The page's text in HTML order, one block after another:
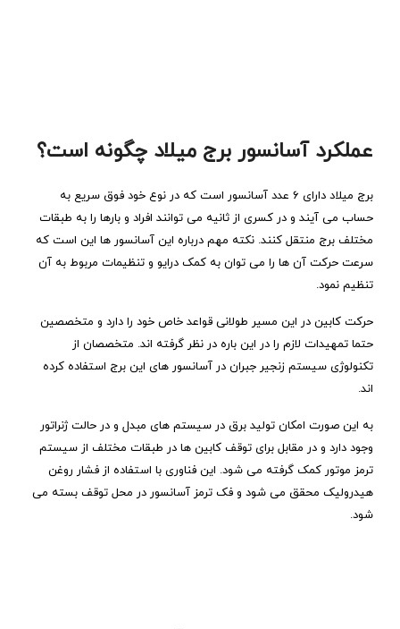
عملکرد آسانسور برج میلاد چگونه است؟
برج میلاد دارای ۶ عدد آسانسور است که در نوع خود فوق سریع به
حساب می آیند و در کسری از ثانیه می توانند افراد و بارها را به طبقات
مختلف برج منتقل کنند. نکته مهم درباره این آسانسور ها این است که
سرعت حرکت آن ها را می توان به کمک درایو و تنظیمات مربوط به آن
تنظیم نمود.
حرکت کابین در این مسیر طولانی قواعد خاص خود را دارد و متخصصین
حتما تمهیدات لازم را در این باره در نظر گرفته اند. متخصصان از
تکنولوژی سیستم زنجیر جبران در آسانسور های این برج استفاده کرده
اند.
به این صورت امکان تولید برق در سیستم های مبدل و در حالت ژنراتور
وجود دارد و در مقابل برای توقف کابین ها در طبقات مختلف از سیستم
ترمز موتور کمک گرفته می شود. این فناوری با استفاده از فشار روغن
هیدرولیک محقق می شود و فک ترمز آسانسور در محل توقف بسته می
شود.